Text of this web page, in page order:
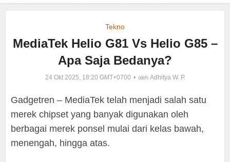
Tekno
MediaTek Helio G81 Vs Helio G85 –
Apa Saja Bedanya?
24 Okt 2025, 18:20 GMT+0700 oleh Adhitya W. P.
Gadgetren – MediaTek telah menjadi salah satu
merek chipset yang banyak digunakan oleh
berbagai merek ponsel mulai dari kelas bawah,
menengah, hingga atas.